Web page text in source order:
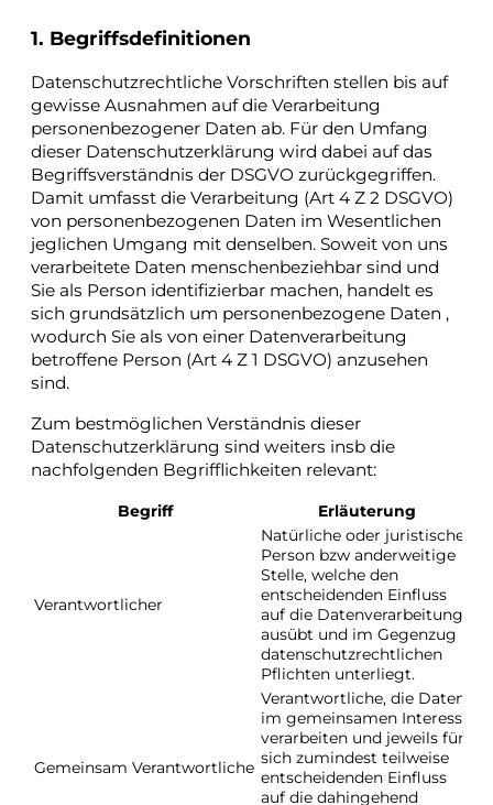
1. Begriffsdefinitionen
Datenschutzrechtliche Vorschriften stellen bis auf
gewisse Ausnahmen auf die Verarbeitung
personenbezogener Daten ab. Für den Umfang
dieser Datenschutzerklärung wird dabei auf das
Begriffsverständnis der DSGVO zurückgegriffen.
Damit umfasst die Verarbeitung (Art 4 Z 2 DSGVO)
von personenbezogenen Daten im Wesentlichen
jeglichen Umgang mit denselben. Soweit von uns
verarbeitete Daten menschenbeziehbar sind und
Sie als Person identifizierbar machen, handelt es
sich grundsätzlich um personenbezogene Daten ,
wodurch Sie als von einer Datenverarbeitung
betroffene Person (Art 4 Z 1 DSGVO) anzusehen
sind.
Zum bestmöglichen Verständnis dieser
Datenschutzerklärung sind weiters insb die
nachfolgenden Begrifflichkeiten relevant:
Begriff Erläuterung
Verantwortlicher
Natürliche oder juristische
Person bzw anderweitige
Stelle, welche den
entscheidenden Einfluss
auf die Datenverarbeitung
ausübt und im Gegenzug
datenschutzrechtlichen
Pflichten unterliegt.
Gemeinsam Verantwortliche
Verantwortliche, die Daten
im gemeinsamen Interesse
verarbeiten und jeweils für
sich zumindest teilweise
entscheidenden Einfluss
auf die dahingehend